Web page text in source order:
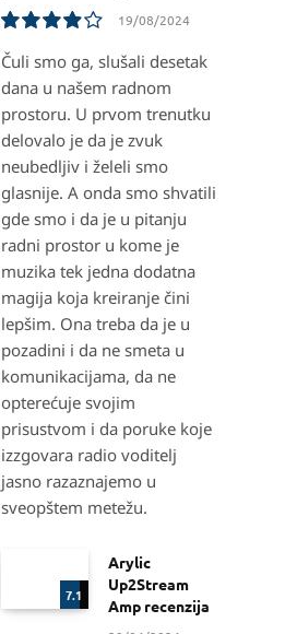
7.8
19/08/2024
Čuli smo ga, slušali desetak
dana u našem radnom
prostoru. U prvom trenutku
delovalo je da je zvuk
neubedljiv i želeli smo
glasnije. A onda smo shvatili
gde smo i da je u pitanju
radni prostor u kome je
muzika tek jedna dodatna
magija koja kreiranje čini
lepšim. Ona treba da je u
pozadini i da ne smeta u
komunikacijama, da ne
opterećuje svojim
prisustvom i da poruke koje
izzgovara radio voditelj
jasno razaznajemo u
sveopštem metežu.
7.1
Arylic
Up2Stream
Amp recenzija